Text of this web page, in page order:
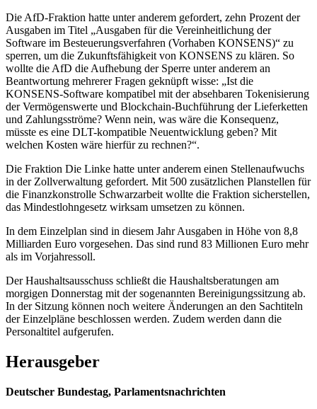
Die AfD-Fraktion hatte unter anderem gefordert, zehn Prozent der
Ausgaben im Titel „Ausgaben für die Vereinheitlichung der
Software im Besteuerungsverfahren (Vorhaben KONSENS)“ zu
sperren, um die Zukunftsfähigkeit von KONSENS zu klären. So
wollte die AfD die Aufhebung der Sperre unter anderem an
Beantwortung mehrerer Fragen geknüpft wisse: „Ist die
KONSENS-Software kompatibel mit der absehbaren Tokenisierung
der Vermögenswerte und Blockchain-Buchführung der Lieferketten
und Zahlungsströme? Wenn nein, was wäre die Konsequenz,
müsste es eine DLT-kompatible Neuentwicklung geben? Mit
welchen Kosten wäre hierfür zu rechnen?“.
Die Fraktion Die Linke hatte unter anderem einen Stellenaufwuchs
in der Zollverwaltung gefordert. Mit 500 zusätzlichen Planstellen für
die Finanzkonstrolle Schwarzarbeit wollte die Fraktion sicherstellen,
das Mindestlohngesetz wirksam umsetzen zu können.
In dem Einzelplan sind in diesem Jahr Ausgaben in Höhe von 8,8
Milliarden Euro vorgesehen. Das sind rund 83 Millionen Euro mehr
als im Vorjahressoll.
Der Haushaltsausschuss schließt die Haushaltsberatungen am
morgigen Donnerstag mit der sogenannten Bereinigungssitzung ab.
In der Sitzung können noch weitere Änderungen an den Sachtiteln
der Einzelpläne beschlossen werden. Zudem werden dann die
Personaltitel aufgerufen.
Herausgeber
Deutscher Bundestag, Parlamentsnachrichten